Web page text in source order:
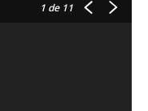
1 de 11